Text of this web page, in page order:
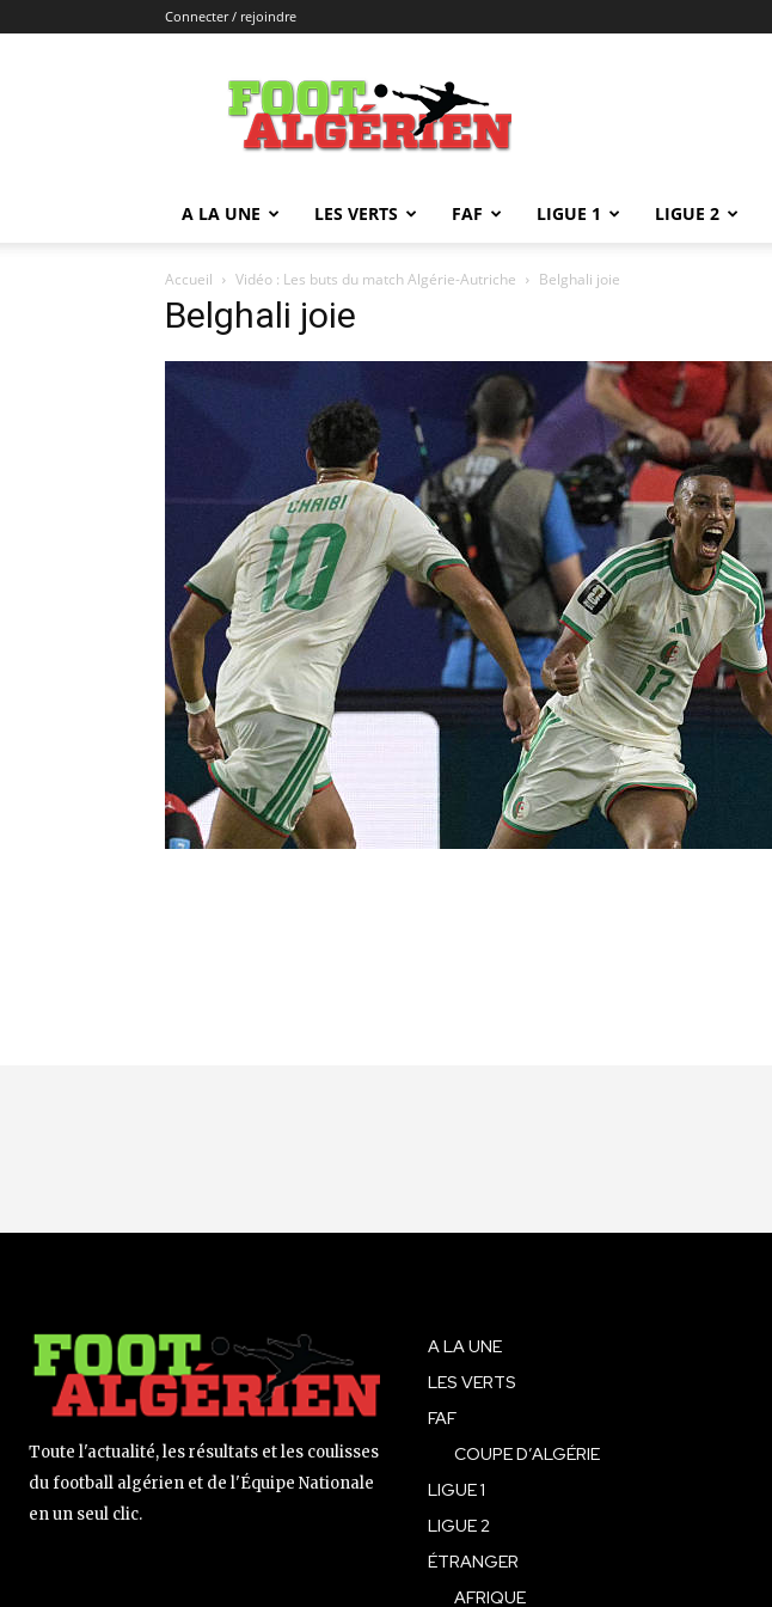
Connecter / rejoindre
FOOTALGERIEN
A LA UNE LES VERTS FAF LIGUE 1 LIGUE 2
Accueil Vidéo : Les buts du match Algérie-Autriche Belghali joie
Belghali joie
Toute l'actualité, les résultats et les coulisses
du football algérien et de l'Équipe Nationale
en un seul clic.
A LA UNE
LES VERTS
FAF
COUPE D’ALGÉRIE
LIGUE 1
LIGUE 2
ÉTRANGER
AFRIQUE